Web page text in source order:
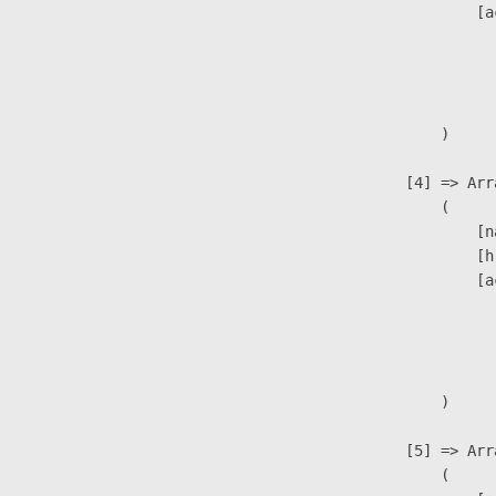
                        )
[4] =>
                        (
                        )
[5] =>
                        (